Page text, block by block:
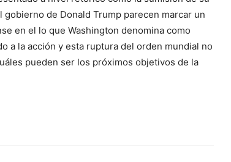
de Donald Trump parecen marcar un
en el lo que Washington denomina como
a la acción y esta ruptura del orden mundial no
pueden ser los próximos objetivos de la